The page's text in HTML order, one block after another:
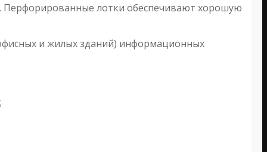
лотки обеспечивают хорошую
и жилых зданий) информационных